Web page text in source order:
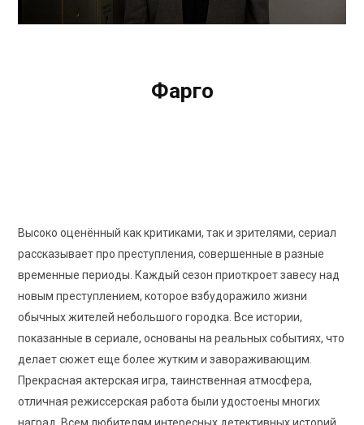
Фарго
Высоко оценённый как критиками, так и зрителями, сериал
рассказывает про преступления, совершенные в разные
временные периоды. Каждый сезон приоткроет завесу над
новым преступлением, которое взбудоражило жизни
обычных жителей небольшого городка. Все истории,
показанные в сериале, основаны на реальных событиях, что
делает сюжет еще более жутким и завораживающим.
Прекрасная актерская игра, таинственная атмосфера,
отличная режиссерская работа были удостоены многих